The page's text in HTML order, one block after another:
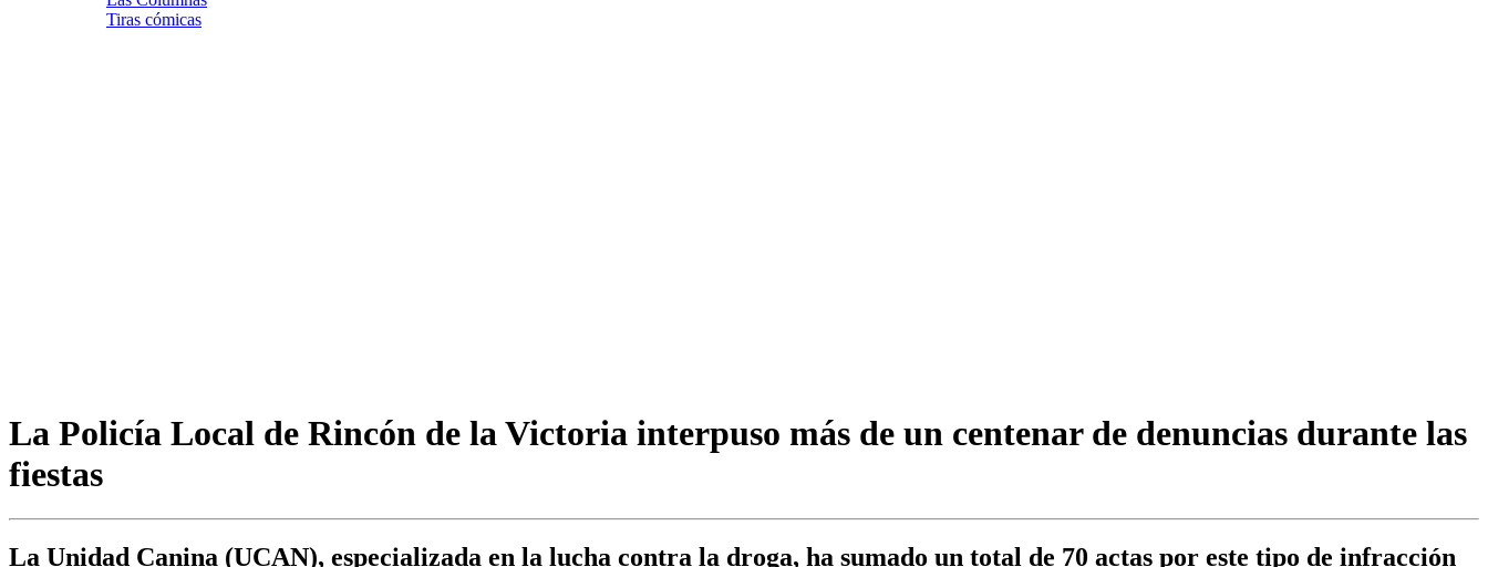
Tiras cómicas
La Policía Local de Rincón de la Victoria interpuso más de un centenar de denuncias durante las
fiestas
La Unidad Canina (UCAN), especializada en la lucha contra la droga, ha sumado un total de 70 actas por este tipo de infracción